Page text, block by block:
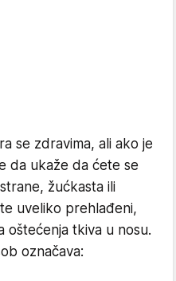
se zdravima, ali ako je
da ukaže da ćete se
žućkasta ili
uveliko prehlađeni,
oštećenja tkiva u nosu.
označava: